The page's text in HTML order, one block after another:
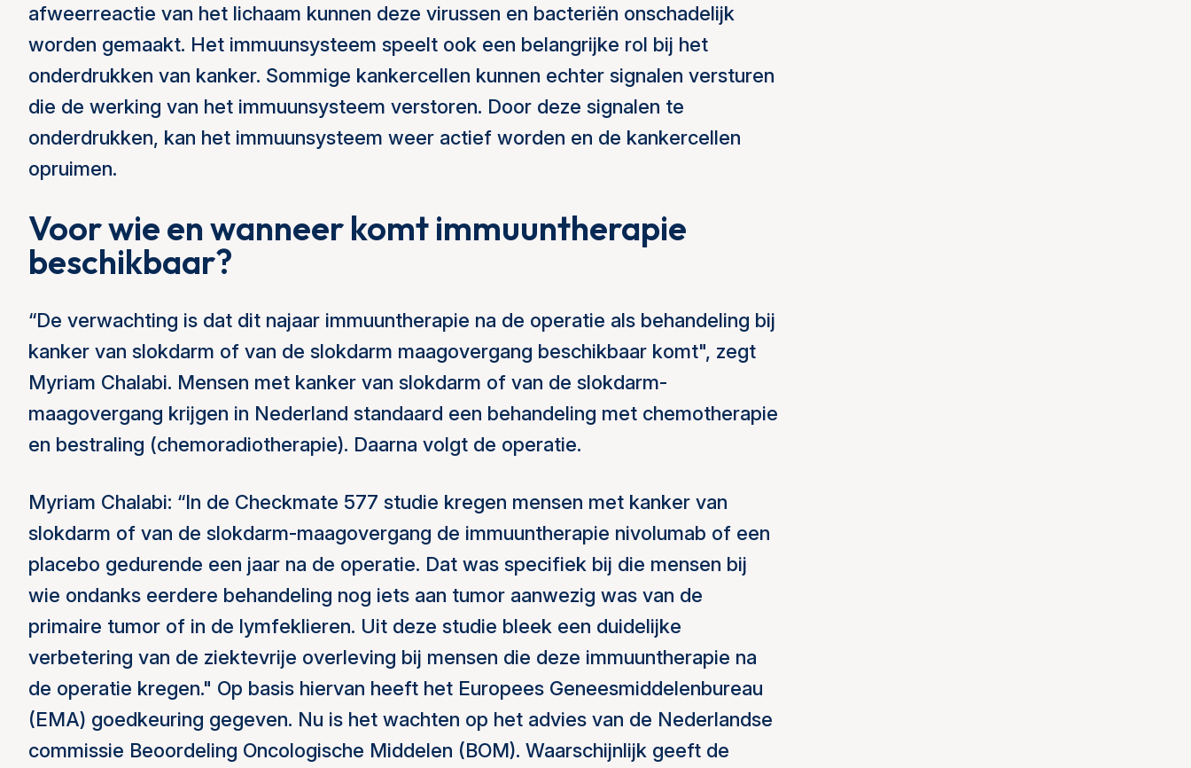
afweerreactie van het lichaam kunnen deze virussen en bacteriën onschadelijk
worden gemaakt. Het immuunsysteem speelt ook een belangrijke rol bij het
onderdrukken van kanker. Sommige kankercellen kunnen echter signalen versturen
die de werking van het immuunsysteem verstoren. Door deze signalen te
onderdrukken, kan het immuunsysteem weer actief worden en de kankercellen
opruimen.
Voor wie en wanneer komt immuuntherapie
beschikbaar?
“De verwachting is dat dit najaar immuuntherapie na de operatie als behandeling bij
kanker van slokdarm of van de slokdarm maagovergang beschikbaar komt", zegt
Myriam Chalabi. Mensen met kanker van slokdarm of van de slokdarm-
maagovergang krijgen in Nederland standaard een behandeling met chemotherapie
en bestraling (chemoradiotherapie). Daarna volgt de operatie.
Myriam Chalabi: “In de Checkmate 577 studie kregen mensen met kanker van
slokdarm of van de slokdarm-maagovergang de immuuntherapie nivolumab of een
placebo gedurende een jaar na de operatie. Dat was specifiek bij die mensen bij
wie ondanks eerdere behandeling nog iets aan tumor aanwezig was van de
primaire tumor of in de lymfeklieren. Uit deze studie bleek een duidelijke
verbetering van de ziektevrije overleving bij mensen die deze immuuntherapie na
de operatie kregen." Op basis hiervan heeft het Europees Geneesmiddelenbureau
(EMA) goedkeuring gegeven. Nu is het wachten op het advies van de Nederlandse
commissie Beoordeling Oncologische Middelen (BOM). Waarschijnlijk geeft de